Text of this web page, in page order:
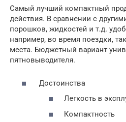
Самый лучший компактный
действия. В сравнении с
порошков, жидкостей и т.д.
например, во время поездки,
места. Бюджетный вариант
пятновыводителя.
Достоинства
Легкость в
Компактность